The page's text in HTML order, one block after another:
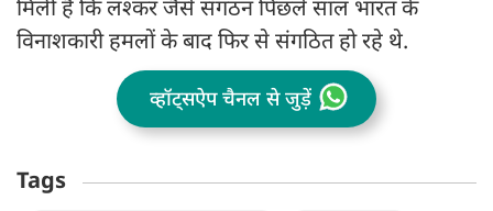
मिली है कि लश्कर जैसे संगठन पिछले साल भारत के
विनाशकारी हमलों के बाद फिर से संगठित हो रहे थे.
व्हॉट्सऐप चैनल से जुड़ें
Tags